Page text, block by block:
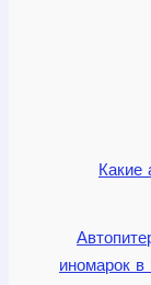
Какие
иномарок в